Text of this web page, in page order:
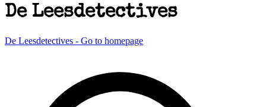
De Leesdetectives
De Leesdetectives - Go to homepage